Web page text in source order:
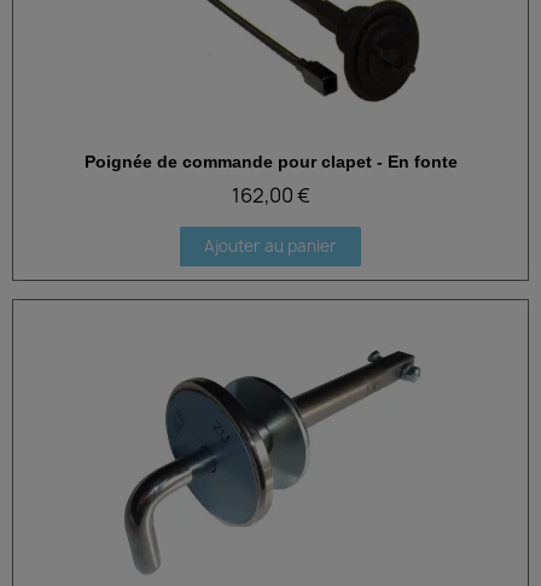
Aperçu rapide
Poignée de commande pour clapet - En fonte
162,00 €
Ajouter au panier